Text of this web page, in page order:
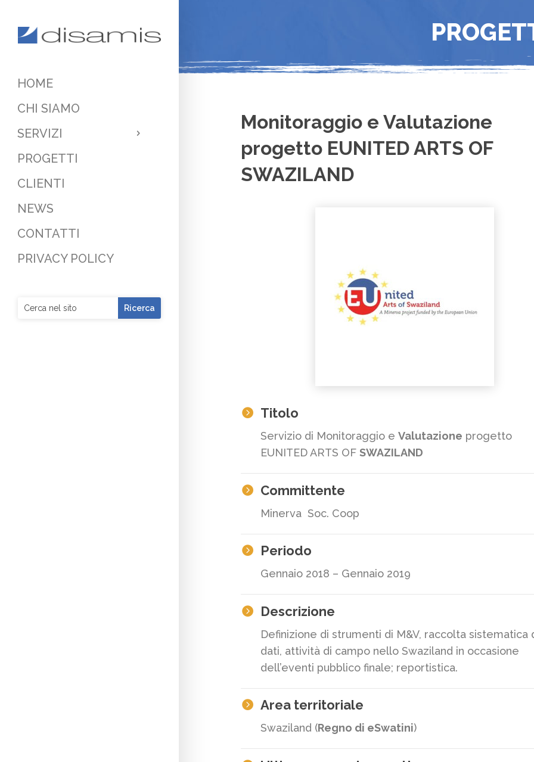
HOME
CHI SIAMO
SERVIZI
PROGETTI
CLIENTI
NEWS
CONTATTI
PRIVACY POLICY
Monitoraggio e Valutazione
progetto EUNITED ARTS OF
SWAZILAND
 Titolo
Servizio di Monitoraggio e Valutazione progetto
EUNITED ARTS OF SWAZILAND
 Committente
Minerva Soc. Coop
 Periodo
Gennaio 2018 – Gennaio 2019
 Descrizione
Definizione di strumenti di M&V, raccolta sistematica
dati, attività di campo nello Swaziland in occasione
dell’eventi pubblico finale; reportistica.
 Area territoriale
Swaziland (Regno di eSwatini)